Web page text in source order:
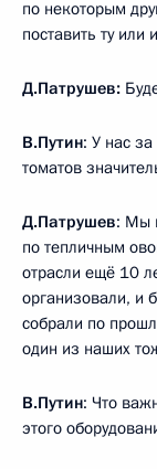
по некоторым
поставить ту
Д.Патрушев:
В.Путин: У нас
томатов
Д.Патрушев: Мы
по тепличным
отрасли ещё 10
организовали, и
собрали по
один из наших
В.Путин: Что
этого